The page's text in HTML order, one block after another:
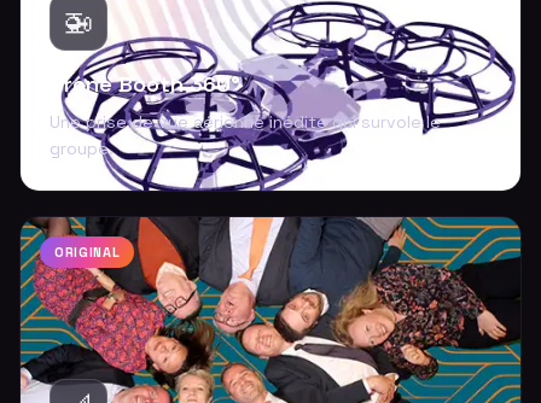
🚁
Drone Booth 360°
Une prise de vue aérienne inédite qui survole le
groupe.
ORIGINAL